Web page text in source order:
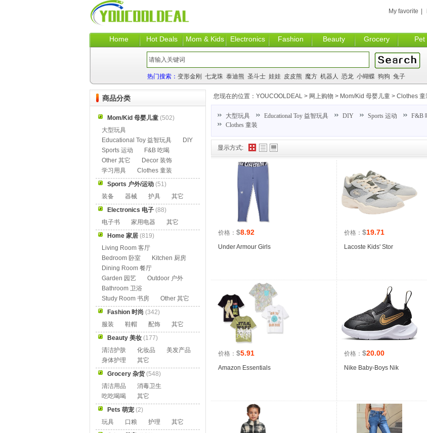
Home Hot Deals Mom & Kids Electronics Fashion Beauty Grocery Pet
My favorite
热门搜索： 变形金刚 七龙珠 泰迪熊 圣斗士 娃娃 皮皮熊 魔方 机器人 恐龙 小蝴蝶 狗狗 兔子
显示方式:
价格： $8.92
Under Armour Girls
价格： $19.71
Lacoste Kids' Stor
价格： $5.91
Amazon Essentials
价格： $20.00
Nike Baby-Boys Nik
您现在的位置： YOUCOOLDEAL > 网上购物 > Mom/Kid 母婴儿童 > Clothes 童
大型玩具 Educational Toy 益智玩具 DIY Sports 运动 F&B
Clothes 童装
商品分类
Mom/Kid 母婴儿童 (502)
大型玩具
Educational Toy 益智玩具
DIY
Sports 运动
F&B 吃喝
Other 其它
Decor 装饰
学习用具
Clothes 童装
Sports 户外/运动 (51)
装备
器械 护具
其它
Electronics 电子 (88)
电子书
家用电器
其它
Home 家居 (819)
Living Room 客厅
Bedroom 卧室
Kitchen 厨房
Dining Room 餐厅
Garden 园艺
Outdoor 户外
Bathroom 卫浴
Study Room 书房
Other 其它
Fashion 时尚 (342)
服装
鞋帽 配饰
其它
Beauty 美妆 (177)
清洁护肤
化妆品
美发产品
身体护理
其它
Grocery 杂货(548)
清洁用品
消毒卫生
吃吃喝喝
其它
Pets 萌宠 (2)
玩具
口粮 护理
其它